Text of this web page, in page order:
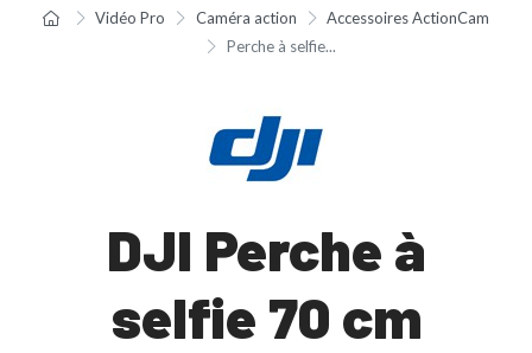
Vidéo Pro Caméra action
Accessoires ActionCam
Perche à selfie...
DJI Perche à
selfie 70 cm